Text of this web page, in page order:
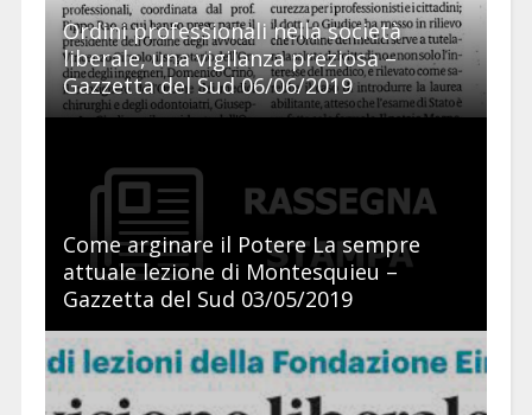
Ordini professionali nella società
liberale, una vigilanza preziosa –
Gazzetta del Sud 06/06/2019
Come arginare il Potere La sempre
attuale lezione di Montesquieu –
Gazzetta del Sud 03/05/2019